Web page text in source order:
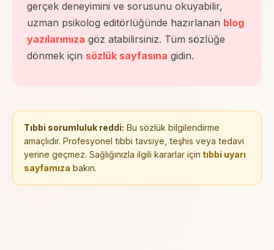
gerçek deneyimini ve sorusunu okuyabilir,
uzman psikolog editörlüğünde hazırlanan blog
yazılarımıza göz atabilirsiniz. Tüm sözlüğe
dönmek için sözlük sayfasına gidin.
Tıbbi sorumluluk reddi: Bu sözlük bilgilendirme
amaçlıdır. Profesyonel tıbbi tavsiye, teşhis veya tedavi
yerine geçmez. Sağlığınızla ilgili kararlar için tıbbi uyarı
sayfamıza bakın.